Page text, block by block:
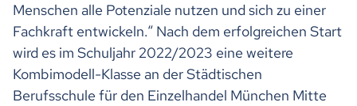
Menschen alle Potenziale nutzen und sich zu einer
Fachkraft entwickeln.“ Nach dem erfolgreichen Start
wird es im Schuljahr 2022/2023 eine weitere
Kombimodell-Klasse an der Städtischen
Berufsschule für den Einzelhandel München Mitte